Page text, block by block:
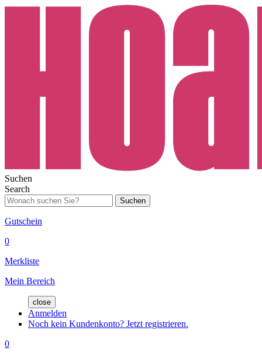
Suchen
Search
Suchen
Gutschein
0
Merkliste
Mein Bereich
close
Anmelden
Noch kein Kundenkonto? Jetzt registrieren.
0